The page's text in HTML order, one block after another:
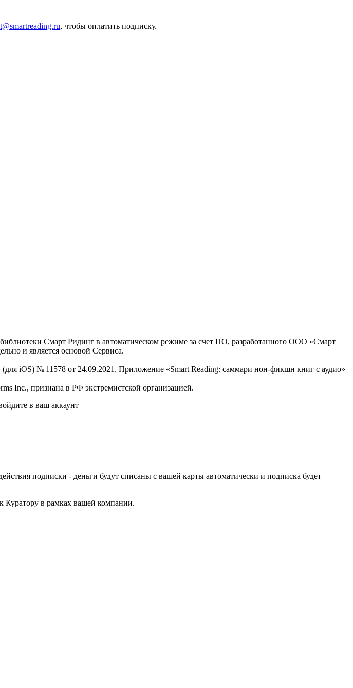
, чтобы оплатить подписку.
Смарт Ридинг в автоматическом режиме за счет ПО, разработанного ООО «Смарт
и является основой Сервиса.
iOS) № 11578 от 24.09.2021, Приложение «Smart Reading: саммари нон-фикшн книг с аудио»
Inc., признана в РФ экстремистской организацией.
в ваш аккаунт
подписки - деньги будут списаны с вашей карты автоматически и подписка будет
Куратору в рамках вашей компании.